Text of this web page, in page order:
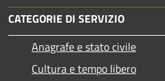
CATEGORIE DI SERVIZIO
Anagrafe e stato civile
Cultura e tempo libero